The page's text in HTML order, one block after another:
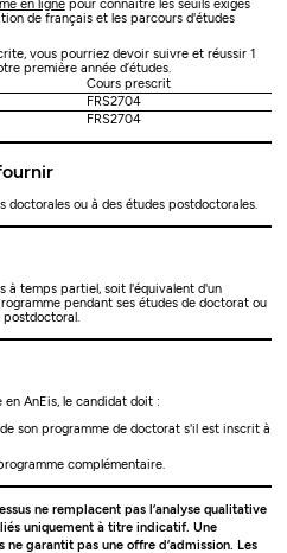
en lignepour connaître les seuils exigés
de français et les parcours d'études
vous pourriez devoir suivre et réussir 1
première année d’études.
Cours prescrit
FRS2704
FRS2704
ou à des études postdoctorales.
à temps partiel, soit l'équivalent d'un
pendant ses études de doctorat ou
postdoctoral.
AnEis, le candidat doit :
son programme de doctorat s'il est inscrit à
complémentaire.
ne remplacent pas l’analyse qualitative
uniquement à titre indicatif. Une
garantit pas une offre d’admission. Les